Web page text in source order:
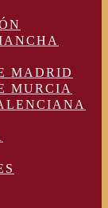
MADRID
MURCIA